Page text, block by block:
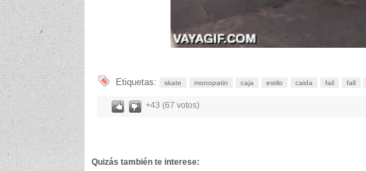
Etiquetas: skate monopatin caja estilo caida fail fall
+43 (67 votos)
Quizás también te interese: